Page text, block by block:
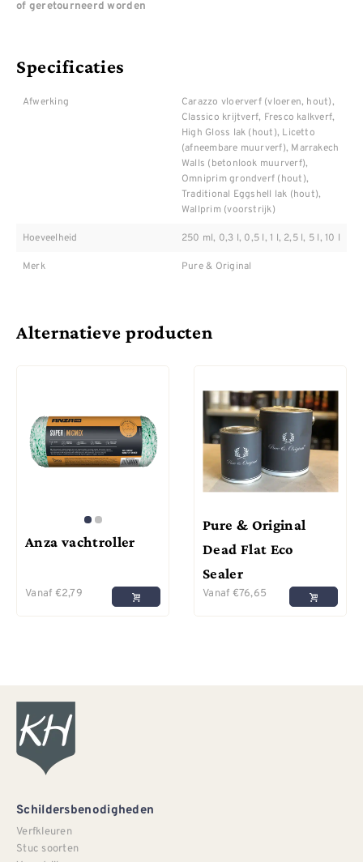
of geretourneerd worden
Specificaties
Afwerking
Carazzo vloerverf (vloeren, hout),
Classico krijtverf, Fresco kalkverf,
High Gloss lak (hout), Licetto
(afneembare muurverf), Marrakech
Walls (betonlook muurverf),
Omniprim grondverf (hout),
Traditional Eggshell lak (hout),
Wallprim (voorstrijk)
Hoeveelheid 250 ml, 0,3 l, 0,5 l, 1 l, 2,5 l, 5 l, 10 l
Merk Pure & Original
Alternatieve producten
Anza vachtroller
Vanaf €2,79
Pure & Original
Dead Flat Eco
Sealer
Vanaf €76,65
Schildersbenodigheden
Verfkleuren
Stuc soorten